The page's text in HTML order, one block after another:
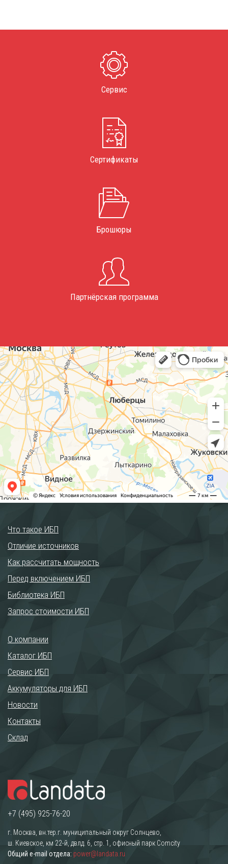
Сервис
Сертификаты
Брошюры
Партнёрская программа
Что такое ИБП
Отличие источников
Как рассчитать мощность
Перед включением ИБП
Библиотека ИБП
Запрос стоимости ИБП
О компании
Каталог ИБП
Сервис ИБП
Аккумуляторы для ИБП
Новости
Контакты
Склад
+7 (495) 925-76-20
г. Москва, вн.тер.г. муниципальный округ Солнцево,
ш. Киевское, км 22-й, двлд. 6, стр. 1, офисный парк Comcity
Общий e-mail отдела: power@landata.ru